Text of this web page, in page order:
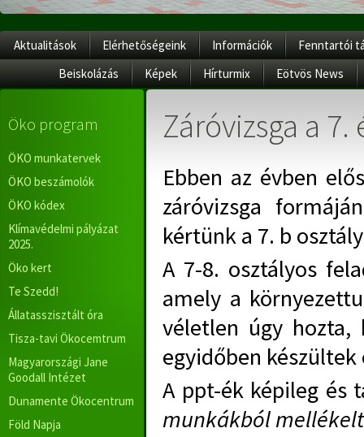
Aktualitások Elérhetőségeink Információk
Fenntartói
Beiskolázás
Képek Hírturmix Eötvös News
Öko program
ÖKO munkatervek
ÖKO beszámolók
ÖKO kódex
Klímavédelmi pályázat
2025.
Öko kert
Te Szedd!
Állatasszisztált óra
Tisza-tavi Ökocemtrum
Magyarországi Jane
Goodall Intézet
Dunamente Ökocentrum
Föld Napja
Záróvizsga a
Ebben az évben
záróvizsga
kértünk a 7. b
A 7-8. osztályos
amely a
véletlen úgy hozta,
egyidőben
A ppt-ék képileg
munkákból